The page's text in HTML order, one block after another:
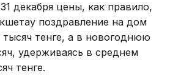
декабря цены, как правило,
поздравление на дом
тысяч тенге, а в новогоднюю
удерживаясь в среднем
тенге.